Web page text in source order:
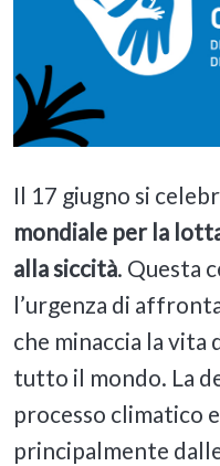
Il 17 giugno si
mondiale per la
alla siccità. Questa
l’urgenza di
che minaccia la vita
tutto il mondo. La
processo climatico
principalmente